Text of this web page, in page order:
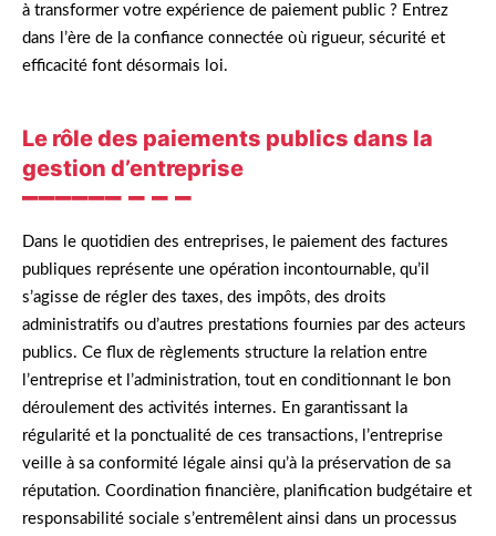
à transformer votre expérience de paiement public ? Entrez
dans l’ère de la confiance connectée où rigueur, sécurité et
efficacité font désormais loi.
Le rôle des paiements publics dans la
gestion d’entreprise
Dans le quotidien des entreprises, le paiement des factures
publiques représente une opération incontournable, qu’il
s’agisse de régler des taxes, des impôts, des droits
administratifs ou d’autres prestations fournies par des acteurs
publics. Ce flux de règlements structure la relation entre
l’entreprise et l’administration, tout en conditionnant le bon
déroulement des activités internes. En garantissant la
régularité et la ponctualité de ces transactions, l’entreprise
veille à sa conformité légale ainsi qu’à la préservation de sa
réputation. Coordination financière, planification budgétaire et
responsabilité sociale s’entremêlent ainsi dans un processus